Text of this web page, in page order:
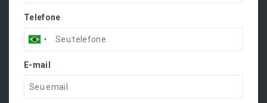
Telefone
E-mail